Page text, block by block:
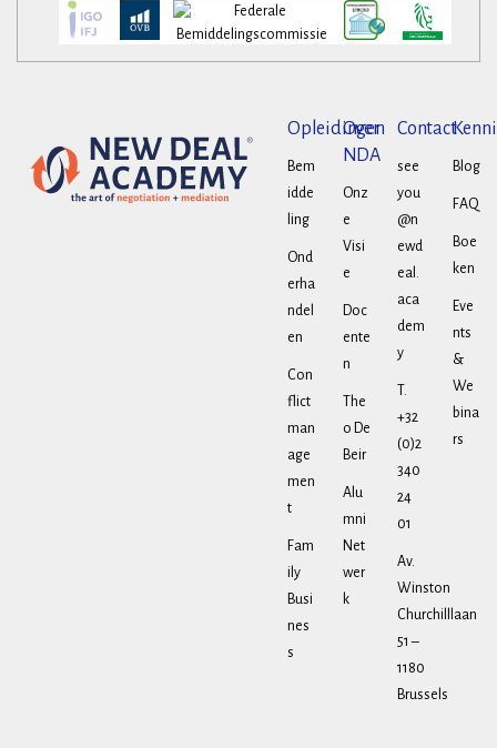
Opleidingen
Bem
idde
ling
Ond
erha
ndel
en
Con
flict
man
age
men
t
Fam
ily
Busi
nes
s
Over
NDA
Onz
e
Visi
e
Doc
ente
n
The
o De
Beir
Alu
mni
Net
wer
k
Contact
see
you
@n
ewd
eal.
aca
dem
y
T.
+32
(0)2
340
24
01
Av.
Winston
Churchilllaan
51 –
1180
Brussels
Blog
FAQ
Boe
ken
Eve
nts
&
We
bina
rs